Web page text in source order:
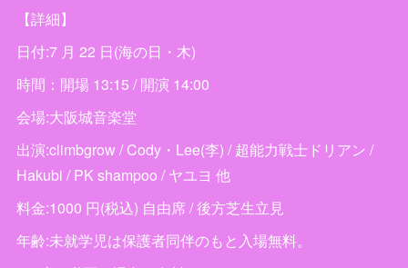
【詳細】
日付:7 月 22 日(海の日・木)
時間：開場 13:15 / 開演 14:00
会場:大阪城音楽堂
出演:climbgrow / Cody・Lee(李) / 超能力戦士ドリアン /
Hakubi / PK shampoo / ヤユヨ 他
料金:1000 円(税込) 自由席 / 後方芝生立見
年齢:未就学児は保護者同伴のもと入場無料。